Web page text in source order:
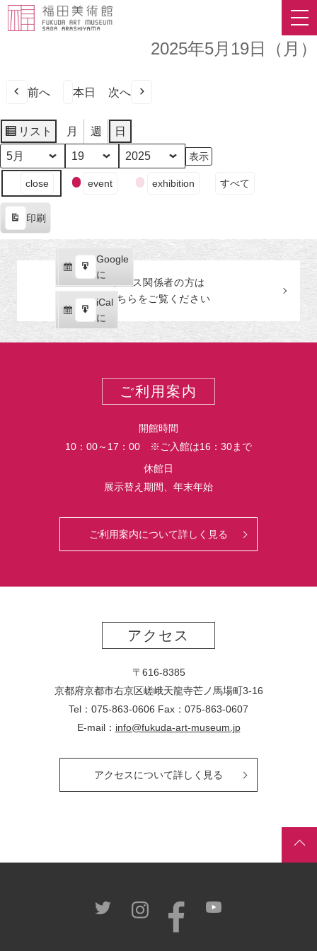
2025年5月19日（月）
前へ 本日 次へ
リスト
表
示
月 週 日
月
日
年
ン
の
カ
テ
ゴ
close event exhibition すべて
印刷
示
Google
で
購
読
iCal
で
購
読
Google
に
エ
ク
ス
ポ
iCal
に
エ
ク
プレス関係者の方は
こちらをご覧ください
ご利用案内
開館時間
10：00～17：00 ※ご入館は16：30まで
休館日
展示替え期間、年末年始
ご利用案内について詳しく見る
アクセス
〒616-8385
京都府京都市右京区嵯峨天龍寺芒ノ馬場町3-16
Tel：075-863-0606 Fax：075-863-0607
E-mail： info@fukuda-art-museum.jp
アクセスについて詳しく見る